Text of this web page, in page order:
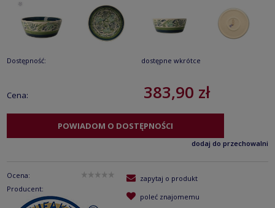
Dostępność: dostępne wkrótce
Cena: 383,90 zł
POWIADOM O DOSTĘPNOŚCI
dodaj do przechowalni
Ocena:
Producent:
zapytaj o produkt
poleć znajomemu